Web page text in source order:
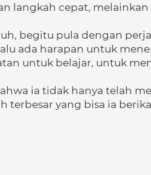
langkah cepat,
begitu pula dengan
ada harapan untuk
untuk belajar, untuk
ia tidak hanya telah
yang bisa ia